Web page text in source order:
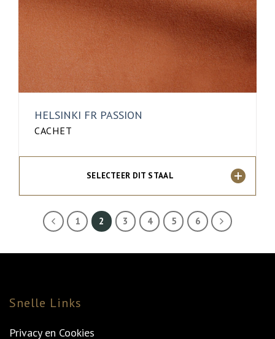
HELSINKI FR PASSION
CACHET
SELECTEER DIT STAAL
1 2 3 4 5 6
Snelle Links
Privacy en Cookies